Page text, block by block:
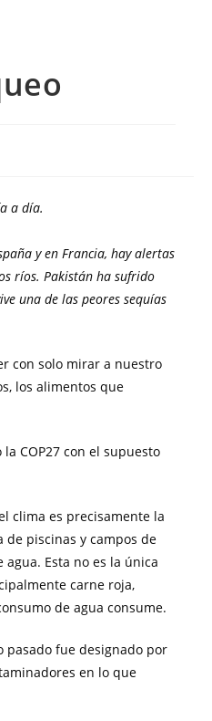
a día.
y en Francia, hay alertas
ríos. Pakistán ha sufrido
una de las peores sequías
con solo mirar a nuestro
los alimentos que
COP27 con el supuesto
clima es precisamente la
piscinas y campos de
Esta no es la única
carne roja,
de agua consume.
pasado fue designado por
en lo que